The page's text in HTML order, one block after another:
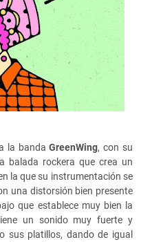
la bandaGreenWing, con su
balada rockera que crea un
la que su instrumentación se
una distorsión bien presente
que establece muy bien la
un sonido muy fuerte y
sus platillos, dando de igual